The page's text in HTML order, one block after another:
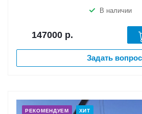
В наличии
147000 р.
Задать вопрос
РЕКОМЕНДУЕМ ХИТ